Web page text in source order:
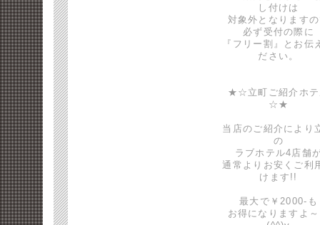
し付けは
対象外となります
必ず受付の際に
『フリー割』とお伝
ださい。
★☆立町ご紹介ホ
☆★
当店のご紹介により
の
ラブホテル4店舗
通常よりお安くご利
けます!!
最大で￥2000-も
お得になりますよ